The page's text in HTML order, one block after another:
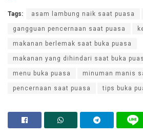
Tags: asam lambung naik saat puasa
gangguan pencernaan saat puasa
makanan berlemak saat buka puasa
makanan yang dihindari saat buka
menu buka puasa minuman manis
pencernaan saat puasa tips buka